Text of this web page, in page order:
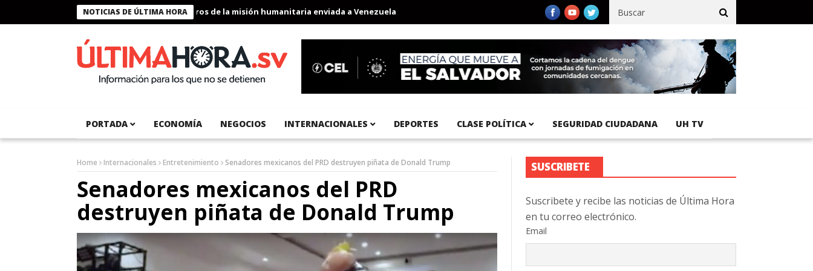
NOTICIAS DE ÚLTIMA HORA
Presidente Bukele condecora a miembros de la misión humanitaria enviada a Venezuela Aeropuerto Internacional del Pacífico registra 92 % de avance en obras de terracería
PORTADA ECONOMÍA NEGOCIOS INTERNACIONALES DEPORTES CLASE POLÍTICA SEGURIDAD CIUDADANA UH TV
Home Internacionales Entretenimiento Senadores mexicanos del PRD destruyen piñata de Donald Trump
Senadores mexicanos del PRD
destruyen piñata de Donald Trump
SUSCRIBETE
Suscribete y recibe las noticias de Última Hora
en tu correo electrónico.
Email